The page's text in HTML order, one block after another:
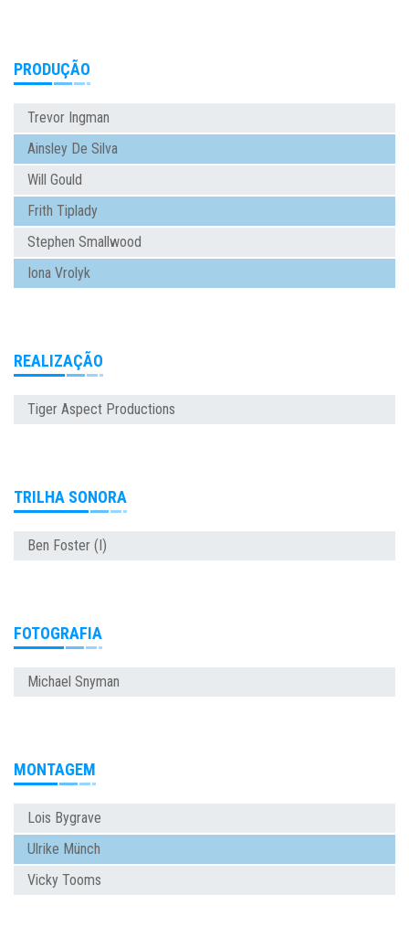
PRODUÇÃO
Trevor Ingman
Ainsley De Silva
Will Gould
Frith Tiplady
Stephen Smallwood
Iona Vrolyk
REALIZAÇÃO
Tiger Aspect Productions
TRILHA SONORA
Ben Foster (I)
FOTOGRAFIA
Michael Snyman
MONTAGEM
Lois Bygrave
Ulrike Münch
Vicky Tooms